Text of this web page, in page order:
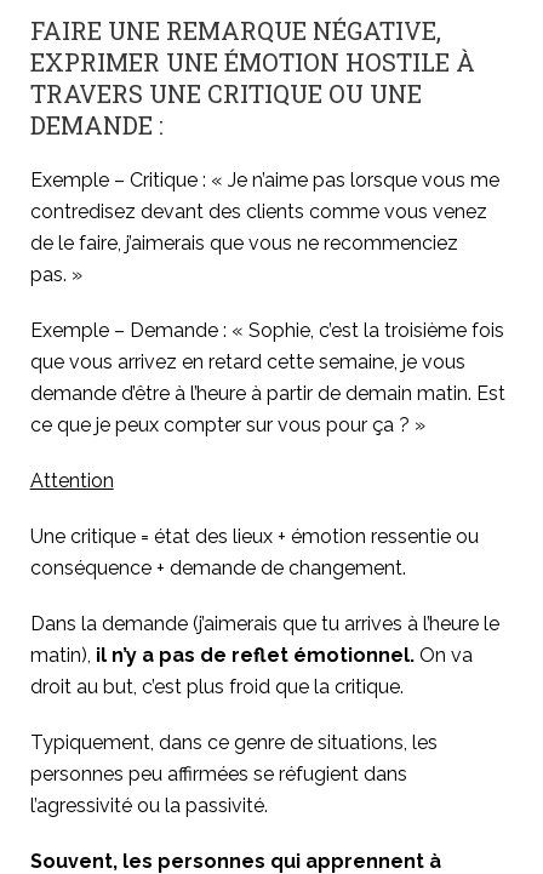
FAIRE UNE REMARQUE NÉGATIVE,
EXPRIMER UNE ÉMOTION HOSTILE À
TRAVERS UNE CRITIQUE OU UNE
DEMANDE :
Exemple – Critique : « Je n’aime pas lorsque vous me
contredisez devant des clients comme vous venez
de le faire, j’aimerais que vous ne recommenciez
pas. »
Exemple – Demande : « Sophie, c’est la troisième fois
que vous arrivez en retard cette semaine, je vous
demande d’être à l’heure à partir de demain matin. Est
ce que je peux compter sur vous pour ça ? »
Attention
Une critique = état des lieux + émotion ressentie ou
conséquence + demande de changement.
Dans la demande (j’aimerais que tu arrives à l’heure le
matin), il n’y a pas de reflet émotionnel.On va
droit au but, c’est plus froid que la critique.
Typiquement, dans ce genre de situations, les
personnes peu affirmées se réfugient dans
l’agressivité ou la passivité.
Souvent, les personnes qui apprennent à